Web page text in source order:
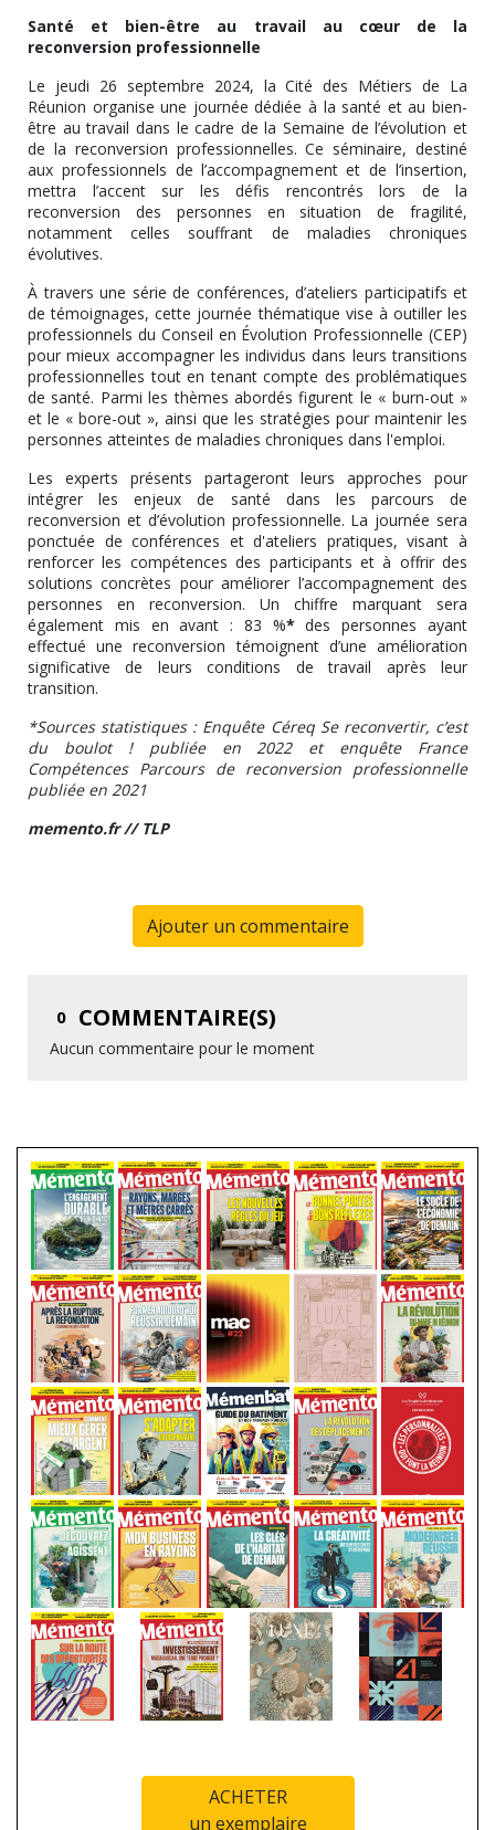
Santé et bien-être au travail au cœur de la
reconversion professionnelle
Le jeudi 26 septembre 2024, la Cité des Métiers de La
Réunion organise une journée dédiée à la santé et au bien-
être au travail dans le cadre de la Semaine de l’évolution et
de la reconversion professionnelles. Ce séminaire, destiné
aux professionnels de l’accompagnement et de l’insertion,
mettra l’accent sur les défis rencontrés lors de la
reconversion des personnes en situation de fragilité,
notamment celles souffrant de maladies chroniques
évolutives.
À travers une série de conférences, d’ateliers participatifs et
de témoignages, cette journée thématique vise à outiller les
professionnels du Conseil en Évolution Professionnelle (CEP)
pour mieux accompagner les individus dans leurs transitions
professionnelles tout en tenant compte des problématiques
de santé. Parmi les thèmes abordés figurent le « burn-out »
et le « bore-out », ainsi que les stratégies pour maintenir les
personnes atteintes de maladies chroniques dans l'emploi.
Les experts présents partageront leurs approches pour
intégrer les enjeux de santé dans les parcours de
reconversion et d’évolution professionnelle. La journée sera
ponctuée de conférences et d'ateliers pratiques, visant à
renforcer les compétences des participants et à offrir des
solutions concrètes pour améliorer l’accompagnement des
personnes en reconversion. Un chiffre marquant sera
également mis en avant : 83 %* des personnes ayant
effectué une reconversion témoignent d’une amélioration
significative de leurs conditions de travail après leur
transition.
*Sources statistiques : Enquête Céreq Se reconvertir, c’est
du boulot ! publiée en 2022 et enquête France
Compétences Parcours de reconversion professionnelle
publiée en 2021
memento.fr // TLP
Ajouter un commentaire
0 COMMENTAIRE(S)
Aucun commentaire pour le moment
ACHETER
un exemplaire